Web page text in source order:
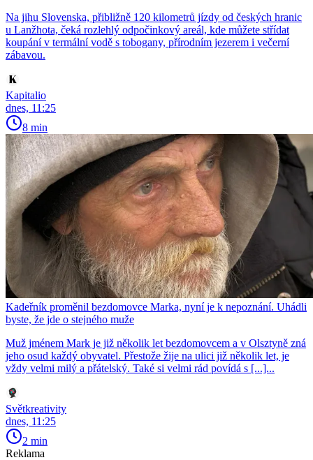
Na jihu Slovenska, přibližně 120 kilometrů jízdy od českých hranic
u Lanžhota, čeká rozlehlý odpočinkový areál, kde můžete střídat
koupání v termální vodě s tobogany, přírodním jezerem i večerní
zábavou.
Kapitalio
dnes, 11:25
8 min
Kadeřník proměnil bezdomovce Marka, nyní je k nepoznání. Uhádli
byste, že jde o stejného muže
Muž jménem Mark je již několik let bezdomovcem a v Olsztyně zná
jeho osud každý obyvatel. Přestože žije na ulici již několik let, je
vždy velmi milý a přátelský. Také si velmi rád povídá s [...]...
Světkreativity
dnes, 11:25
2 min
Reklama